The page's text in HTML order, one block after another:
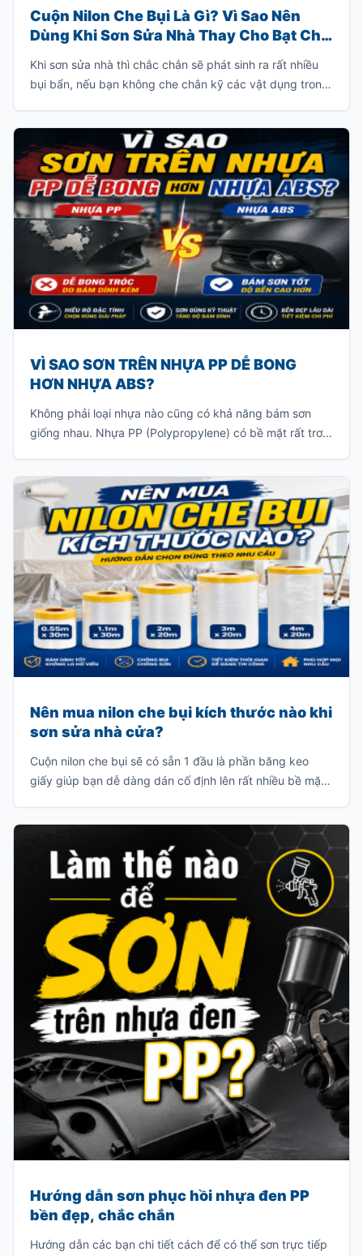
Cuộn Nilon Che Bụi Là Gì? Vì Sao Nên
Dùng Khi Sơn Sửa Nhà Thay Cho Bạt Che
Truyền Thống?
Khi sơn sửa nhà thì chắc chắn sẽ phát sinh ra rất nhiều
bụi bẩn, nếu bạn không che chắn kỹ các vật dụng trong
VÌ SAO SƠN TRÊN NHỰA PP DỄ BONG
HƠN NHỰA ABS?
Không phải loại nhựa nào cũng có khả năng bám sơn
giống nhau. Nhựa PP (Polypropylene) có bề mặt rất trơn
sơn rất dễ bong tróc khi va chạm hoặc sau một thời gian
sử dụng.
Nên mua nilon che bụi kích thước nào khi
sơn sửa nhà cửa?
Cuộn nilon che bụi sẽ có sẵn 1 đầu là phần băng keo
giấy giúp bạn dễ dàng dán cố định lên rất nhiều bề mặt
để bạn có thể bung ra và che chắn bụi bẩn, sơn văng
Hướng dẫn sơn phục hồi nhựa đen PP
bền đẹp, chắc chắn
Hướng dẫn các bạn chi tiết cách để có thể sơn trực tiếp